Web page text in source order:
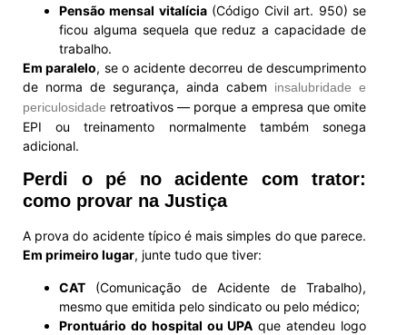
Pensão mensal vitalícia(Código Civil art. 950) se
ficou alguma sequela que reduz a capacidade de
trabalho.
Em paralelo, se o acidente decorreu de descumprimento
de norma de segurança, ainda cabem insalubridade e
periculosidade retroativos — porque a empresa que omite
EPI ou treinamento normalmente também sonega
adicional.
Perdi o pé no acidente com trator:
como provar na Justiça
A prova do acidente típico é mais simples do que parece.
Em primeiro lugar, junte tudo que tiver:
CAT (Comunicação de Acidente de Trabalho),
mesmo que emitida pelo sindicato ou pelo médico;
Prontuário do hospital ou UPA que atendeu logo